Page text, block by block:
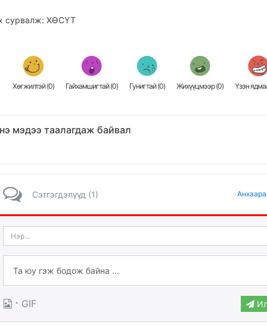
сурвалж: ХӨСҮТ
Хөгжилтэй (0) Гайхамшигтай (0) Гунигтай (0) Жихүүцмээр (0) Үзэн
мэдээ таалагдаж байвал
Сэтгэгдэлүүд (1)
· GIF